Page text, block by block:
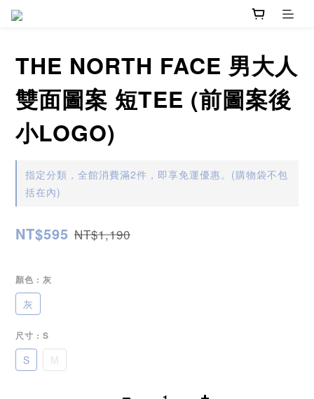
THE NORTH FACE 男大人
雙面圖案 短TEE (前圖案後
小LOGO)
指定分類，全館消費滿2件，即享免運優惠。(購物袋不包
括在內)
NT$595 NT$1,190
顏色 : 灰
灰
尺寸 : S
S M